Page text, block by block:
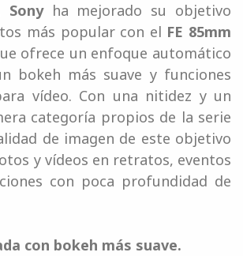
Sonyha mejorado su objetivo
más popular con el FE 85mm
ofrece un enfoque automático
bokeh más suave y funciones
vídeo. Con una nitidez y un
categoría propios de la serie
de imagen de este objetivo
y vídeos en retratos, eventos
con poca profundidad de
con bokeh más suave.